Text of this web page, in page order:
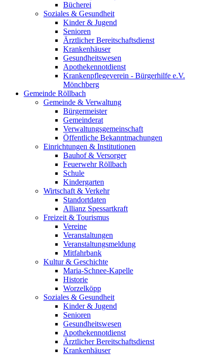
Bücherei
Soziales & Gesundheit
Kinder & Jugend
Senioren
Ärztlicher Bereitschaftsdienst
Krankenhäuser
Gesundheitswesen
Apothekennotdienst
Krankenpflegeverein - Bürgerhilfe e.V.
Mönchberg
Gemeinde Röllbach
Gemeinde & Verwaltung
Bürgermeister
Gemeinderat
Verwaltungsgemeinschaft
Öffentliche Bekanntmachungen
Einrichtungen & Institutionen
Bauhof & Versorger
Feuerwehr Röllbach
Schule
Kindergarten
Wirtschaft & Verkehr
Standortdaten
Allianz Spessartkraft
Freizeit & Tourismus
Vereine
Veranstaltungen
Veranstaltungsmeldung
Mitfahrbank
Kultur & Geschichte
Maria-Schnee-Kapelle
Historie
Worzelköpp
Soziales & Gesundheit
Kinder & Jugend
Senioren
Gesundheitswesen
Apothekennotdienst
Ärztlicher Bereitschaftsdienst
Krankenhäuser